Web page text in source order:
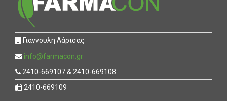
Γιάννουλη Λάρισας
info@farmacon.gr
2410-669107 & 2410-669108
2410-669109